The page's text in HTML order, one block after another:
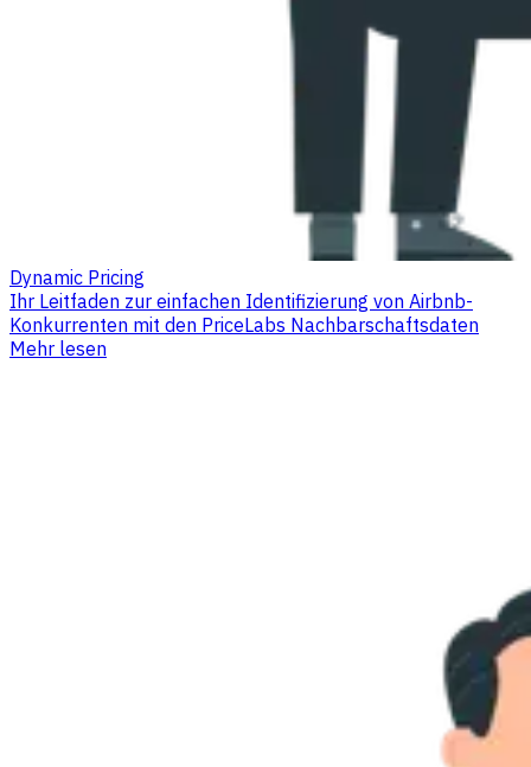
Dynamic Pricing
Ihr Leitfaden zur einfachen Identifizierung von Airbnb-
Konkurrenten mit den PriceLabs Nachbarschaftsdaten
Mehr lesen